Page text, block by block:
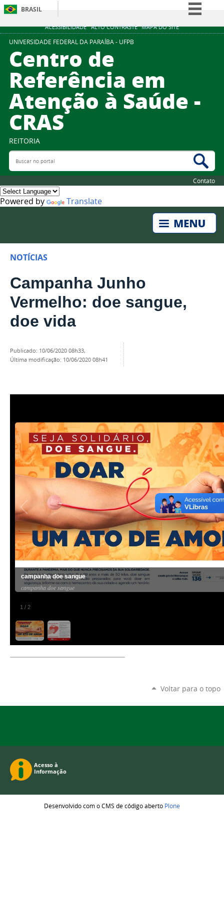
ACESSIBILIDADE ALTO CONTRASTE MAPA DO SITE
BRASIL
Simplifique!
Legislação
Canais
UNIVERSIDADE FEDERAL DA PARAÍBA - UFPB
Centro de
Referência em
Atenção à Saúde -
CRAS
REITORIA
Buscar no portal
Contato
Powered by Translate
NOTÍCIAS
Campanha Junho
Vermelho: doe sangue,
doe vida
publicado: 10/06/2020 08h33,
última modificação: 10/06/2020 08h41
1 / 2
campanha doe sangue
campanha doe sangue
Voltar para o topo
Desenvolvido com o CMS de código aberto Plone